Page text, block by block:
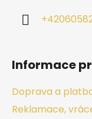
Informace
Doprava a
Reklamace,